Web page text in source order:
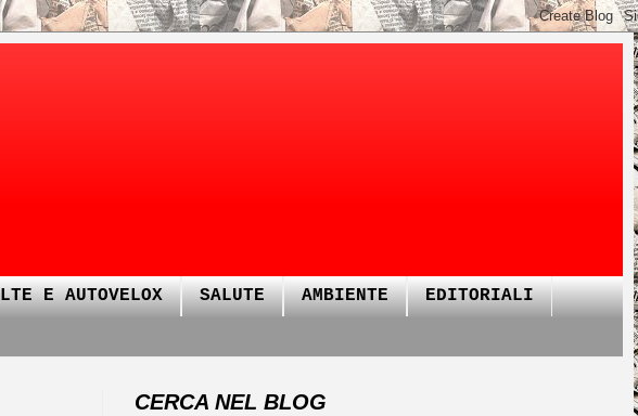
E AUTOVELOX SALUTE AMBIENTE EDITORIALI
CERCA NEL BLOG